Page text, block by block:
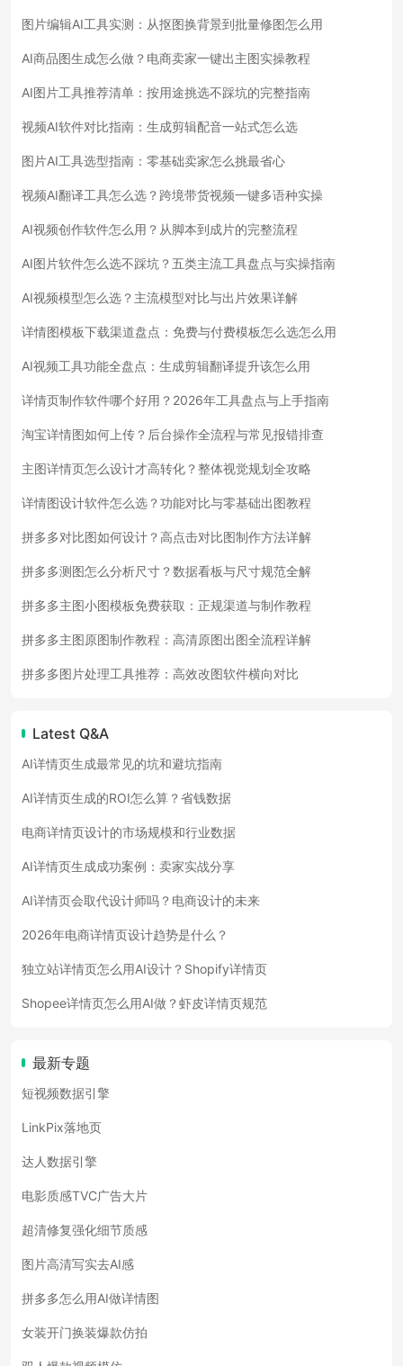
图片编辑AI工具实测：从抠图换背景到批量修图怎么用
AI商品图生成怎么做？电商卖家一键出主图实操教程
AI图片工具推荐清单：按用途挑选不踩坑的完整指南
视频AI软件对比指南：生成剪辑配音一站式怎么选
图片AI工具选型指南：零基础卖家怎么挑最省心
视频AI翻译工具怎么选？跨境带货视频一键多语种实操
AI视频创作软件怎么用？从脚本到成片的完整流程
AI图片软件怎么选不踩坑？五类主流工具盘点与实操指南
AI视频模型怎么选？主流模型对比与出片效果详解
详情图模板下载渠道盘点：免费与付费模板怎么选怎么用
AI视频工具功能全盘点：生成剪辑翻译提升该怎么用
详情页制作软件哪个好用？2026年工具盘点与上手指南
淘宝详情图如何上传？后台操作全流程与常见报错排查
主图详情页怎么设计才高转化？整体视觉规划全攻略
详情图设计软件怎么选？功能对比与零基础出图教程
拼多多对比图如何设计？高点击对比图制作方法详解
拼多多测图怎么分析尺寸？数据看板与尺寸规范全解
拼多多主图小图模板免费获取：正规渠道与制作教程
拼多多主图原图制作教程：高清原图出图全流程详解
拼多多图片处理工具推荐：高效改图软件横向对比
Latest Q&A
AI详情页生成最常见的坑和避坑指南
AI详情页生成的ROI怎么算？省钱数据
电商详情页设计的市场规模和行业数据
AI详情页生成成功案例：卖家实战分享
AI详情页会取代设计师吗？电商设计的未来
2026年电商详情页设计趋势是什么？
独立站详情页怎么用AI设计？Shopify详情页
Shopee详情页怎么用AI做？虾皮详情页规范
最新专题
短视频数据引擎
LinkPix落地页
达人数据引擎
电影质感TVC广告大片
超清修复强化细节质感
图片高清写实去AI感
拼多多怎么用AI做详情图
女装开门换装爆款仿拍